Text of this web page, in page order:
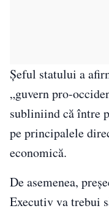
Șeful statului a
„guvern pro-
subliniind că între
pe principalele
economică.
De asemenea,
Executiv va trebui